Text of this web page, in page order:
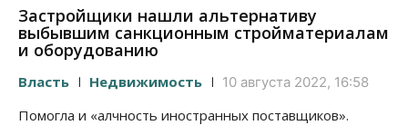
Застройщики нашли альтернативу
выбывшим санкционным стройматериалам
и оборудованию
Власть Недвижимость 10 августа 2022, 16:58
Помогла и «алчность иностранных поставщиков».